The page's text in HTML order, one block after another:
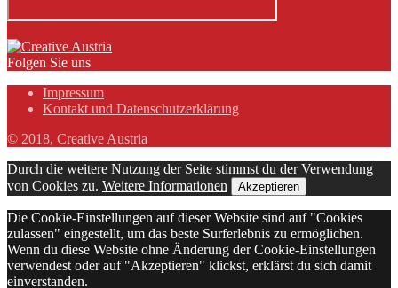
Folgen Sie uns
Impressum
Kontakt und Datenschutzerklärung
© 2018, Creative Austria
Durch die weitere Nutzung der Seite stimmst du der Verwendung
von Cookies zu. Weitere Informationen Akzeptieren
Die Cookie-Einstellungen auf dieser Website sind auf "Cookies
zulassen" eingestellt, um das beste Surferlebnis zu ermöglichen.
Wenn du diese Website ohne Änderung der Cookie-Einstellungen
verwendest oder auf "Akzeptieren" klickst, erklärst du sich damit
einverstanden.